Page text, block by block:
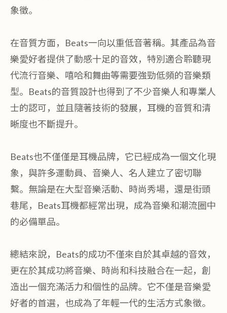
象徵。
在音質方面，Beats一向以重低音著稱。其產品為音
樂愛好者提供了動感十足的音效，特別適合聆聽現
代流行音樂、嘻哈和舞曲等需要強勁低頻的音樂類
型。Beats的音質設計也得到了不少音樂人和專業人
士的認可，並且隨著技術的發展，耳機的音質和清
晰度也不斷提升。
Beats也不僅僅是耳機品牌，它已經成為一個文化現
象，與許多運動員、音樂人、名人建立了密切聯
繫。無論是在大型音樂活動、時尚秀場，還是街頭
巷尾，Beats耳機都經常出現，成為音樂和潮流圈中
的必備單品。
總結來說，Beats的成功不僅來自於其卓越的音效，
更在於其成功將音樂、時尚和科技融合在一起，創
造出一個充滿活力和個性的品牌。它不僅是音樂愛
好者的首選，也成為了年輕一代的生活方式象徵。